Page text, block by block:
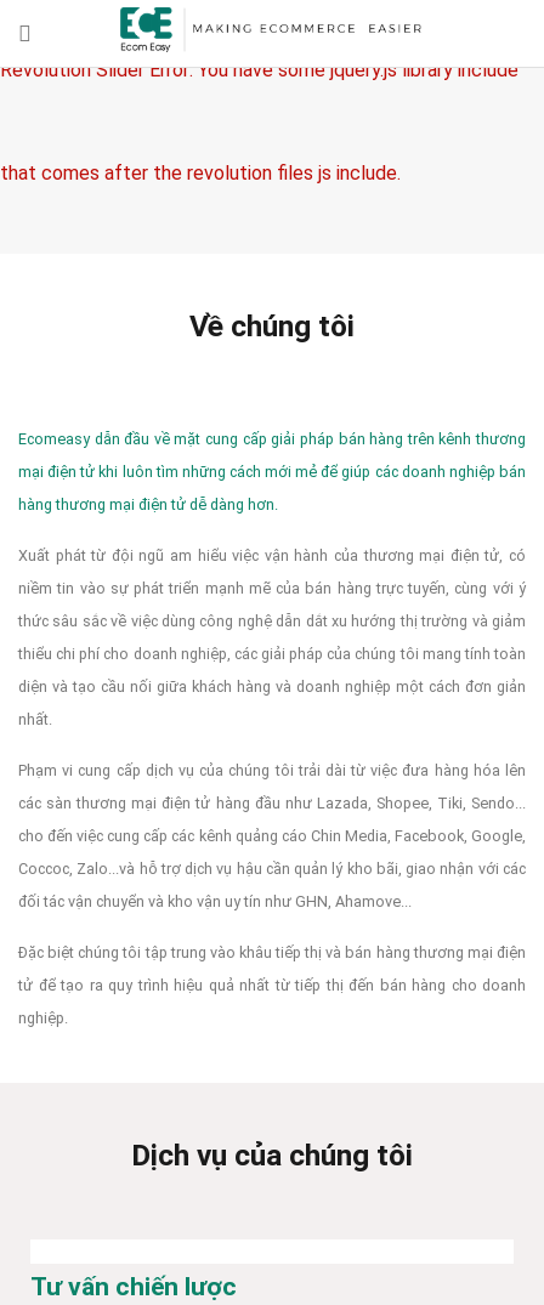
Revolution Slider Error: You have some jquery.js library include
that comes after the revolution files js include.
To fix it you can:
1. In the Slider Settings -> Troubleshooting set option:Put
JS Includes To Body option to true.
2. Find the double jquery.js include and remove it.
Về chúng tôi
Ecomeasy dẫn đầu về mặt cung cấp giải pháp bán hàng trên kênh thương
mại điện tử khi luôn tìm những cách mới mẻ để giúp các doanh nghiệp bán
hàng thương mại điện tử dễ dàng hơn.
Xuất phát từ đội ngũ am hiểu việc vận hành của thương mại điện tử, có
niềm tin vào sự phát triển mạnh mẽ của bán hàng trực tuyến, cùng với ý
thức sâu sắc về việc dùng công nghệ dẫn dắt xu hướng thị trường và giảm
thiểu chi phí cho doanh nghiệp, các giải pháp của chúng tôi mang tính toàn
diện và tạo cầu nối giữa khách hàng và doanh nghiệp một cách đơn giản
nhất.
Phạm vi cung cấp dịch vụ của chúng tôi trải dài từ việc đưa hàng hóa lên
các sàn thương mại điện tử hàng đầu như Lazada, Shopee, Tiki, Sendo...
cho đến việc cung cấp các kênh quảng cáo Chin Media, Facebook, Google,
Coccoc, Zalo...và hỗ trợ dịch vụ hậu cần quản lý kho bãi, giao nhận với các
đối tác vận chuyển và kho vận uy tín như GHN, Ahamove...
Đặc biệt chúng tôi tập trung vào khâu tiếp thị và bán hàng thương mại điện
tử để tạo ra quy trình hiệu quả nhất từ tiếp thị đến bán hàng cho doanh
nghiệp.
Dịch vụ của chúng tôi
Tư vấn chiến lược